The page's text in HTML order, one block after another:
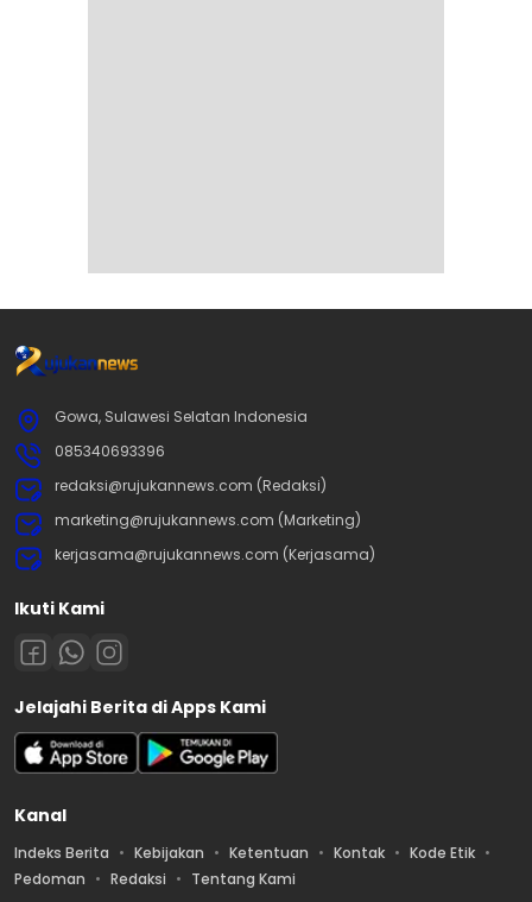
Gowa, Sulawesi Selatan Indonesia
085340693396
redaksi@rujukannews.com (Redaksi)
marketing@rujukannews.com (Marketing)
kerjasama@rujukannews.com (Kerjasama)
Ikuti Kami
Jelajahi Berita di Apps Kami
Kanal
Indeks Berita Kebijakan Ketentuan Kontak
Kode Etik
Pedoman
Redaksi Tentang Kami